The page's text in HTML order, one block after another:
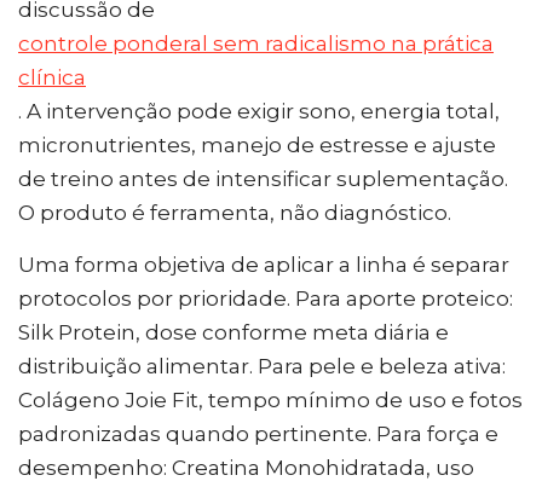
discussão de
controle ponderal sem radicalismo na prática
clínica
. A intervenção pode exigir sono, energia total,
micronutrientes, manejo de estresse e ajuste
de treino antes de intensificar suplementação.
O produto é ferramenta, não diagnóstico.
Uma forma objetiva de aplicar a linha é separar
protocolos por prioridade. Para aporte proteico:
Silk Protein, dose conforme meta diária e
distribuição alimentar. Para pele e beleza ativa:
Colágeno Joie Fit, tempo mínimo de uso e fotos
padronizadas quando pertinente. Para força e
desempenho: Creatina Monohidratada, uso